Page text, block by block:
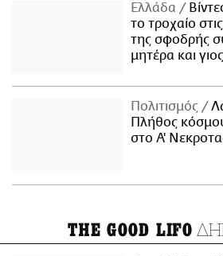
Ελλάδα
το τροχαίο
της σφοδρής
μητέρα και γιος
Πολιτισμός
Πλήθος
στο Α'
THE GOOD LIFO